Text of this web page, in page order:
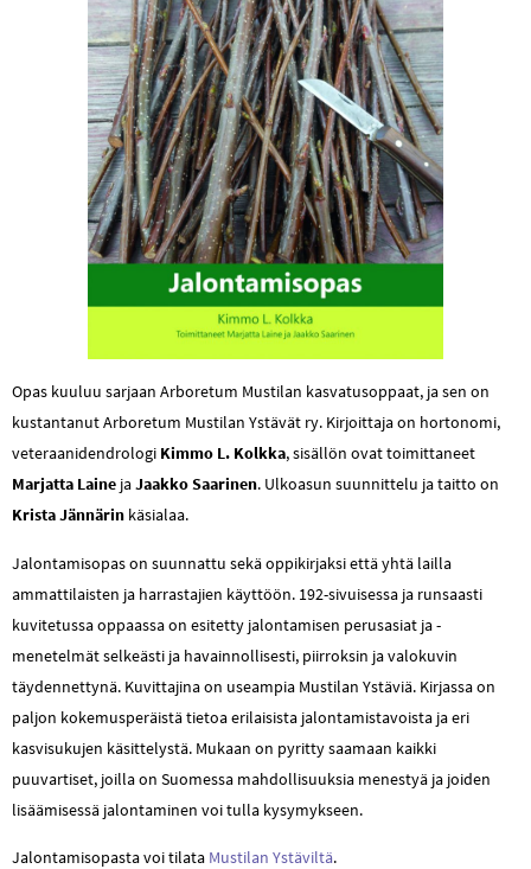
Opas kuuluu sarjaan Arboretum Mustilan kasvatusoppaat, ja sen on
kustantanut Arboretum Mustilan Ystävät ry. Kirjoittaja on hortonomi,
veteraanidendrologi Kimmo L. Kolkka, sisällön ovat toimittaneet
Marjatta Laine jaJaakko Saarinen. Ulkoasun suunnittelu ja taitto on
Krista Jännärin käsialaa.
Jalontamisopas on suunnattu sekä oppikirjaksi että yhtä lailla
ammattilaisten ja harrastajien käyttöön. 192-sivuisessa ja runsaasti
kuvitetussa oppaassa on esitetty jalontamisen perusasiat ja -
menetelmät selkeästi ja havainnollisesti, piirroksin ja valokuvin
täydennettynä. Kuvittajina on useampia Mustilan Ystäviä. Kirjassa on
paljon kokemusperäistä tietoa erilaisista jalontamistavoista ja eri
kasvisukujen käsittelystä. Mukaan on pyritty saamaan kaikki
puuvartiset, joilla on Suomessa mahdollisuuksia menestyä ja joiden
lisäämisessä jalontaminen voi tulla kysymykseen.
Jalontamisopasta voi tilata Mustilan Ystäviltä.